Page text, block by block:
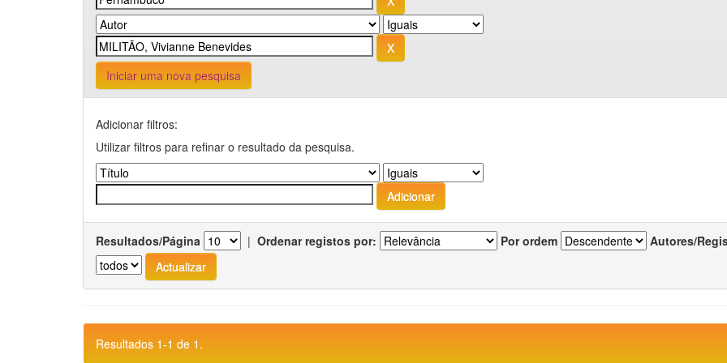
Iniciar uma nova pesquisa
Adicionar filtros:
Utilizar filtros para refinar o resultado da pesquisa.
Resultados/Página | Ordenar registos por: Por ordem Autores/
Resultados 1-1 de 1.